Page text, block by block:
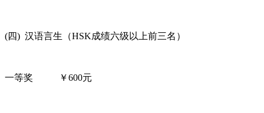
(四) 汉语言生（HSK成绩六级以上前三名）
一等奖 ￥600元